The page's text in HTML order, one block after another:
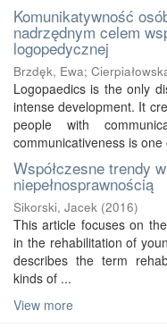
Komunikatywność
nadrzędnym celem
logopedycznej
Brzdęk, Ewa;
Logopaedics is the only
intense development. It
people with
communicativeness is one
Współczesne trendy
niepełnosprawnością
Sikorski, Jacek (2016)
This article focuses on
in the rehabilitation of
describes the term
kinds of ...
View more